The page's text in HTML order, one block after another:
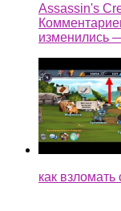
Assassin's
изменились
как взломать